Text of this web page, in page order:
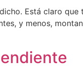
Está claro
y menos,